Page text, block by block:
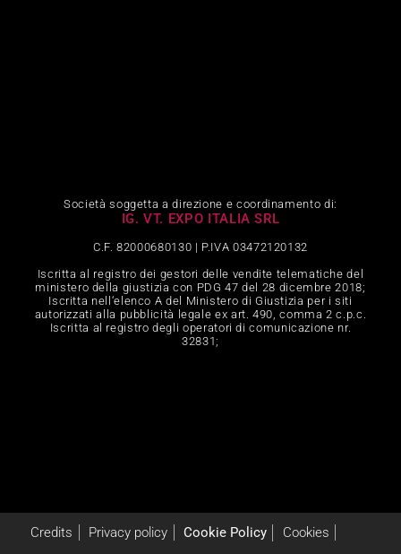
Società soggetta a direzione e coordinamento di:
IG. VT. EXPO ITALIA SRL
C.F. 82000680130 | P.IVA 03472120132
Iscritta al registro dei gestori delle vendite telematiche del
ministero della giustizia con PDG 47 del 28 dicembre 2018;
Iscritta nell‘elenco A del Ministero di Giustizia per i siti
autorizzati alla pubblicità legale ex art. 490, comma 2 c.p.c.
Iscritta al registro degli operatori di comunicazione nr.
32831;
Credits Privacy policy Cookie Policy
Cookies